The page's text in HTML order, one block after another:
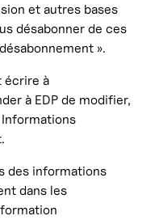
et autres bases
désabonner de ces
».
écrire à
à EDP de modifier,
des informations
dans les